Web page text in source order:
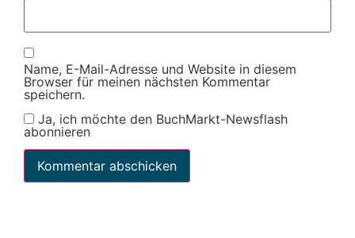
Name, E-Mail-Adresse und Website in diesem
Browser für meinen nächsten Kommentar
speichern.
Ja, ich möchte den BuchMarkt-Newsflash
abonnieren